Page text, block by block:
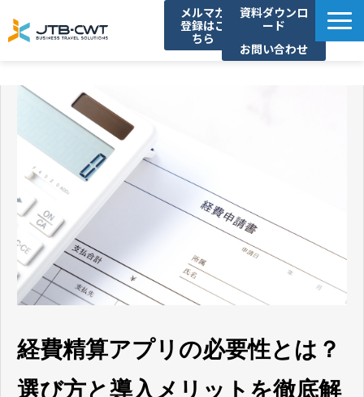
メルマガ
登録はこ
ちら
資料ダウンロ
ード
お問い合わせ
セミナー/イベント
お知らせ
よくあるご質問
経費精算アプリの必要性とは？
選び方と導入メリットを徹底解